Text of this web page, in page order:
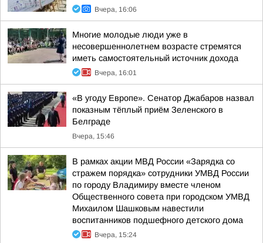
Вчера, 16:06
Многие молодые люди уже в
несовершеннолетнем возрасте стремятся
иметь самостоятельный источник дохода
Вчера, 16:01
«В угоду Европе». Сенатор Джабаров назвал
показным тёплый приём Зеленского в
Белграде
Вчера, 15:46
В рамках акции МВД России «Зарядка со
стражем порядка» сотрудники УМВД России
по городу Владимиру вместе членом
Общественного совета при городском УМВД
Михаилом Шашковым навестили
воспитанников подшефного детского дома
Вчера, 15:24